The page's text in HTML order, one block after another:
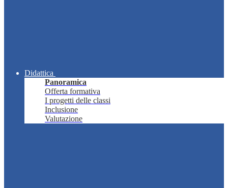
Didattica
Panoramica
Offerta formativa
I progetti delle classi
Inclusione
Valutazione